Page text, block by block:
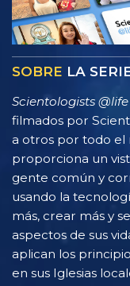
SOBRE LA
Scientologists @life
filmados por
a otros por todo el
proporciona un
gente común y
usando la
más, crear más y
aspectos de sus
aplican los
en sus Iglesias